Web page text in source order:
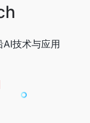
技术与应用